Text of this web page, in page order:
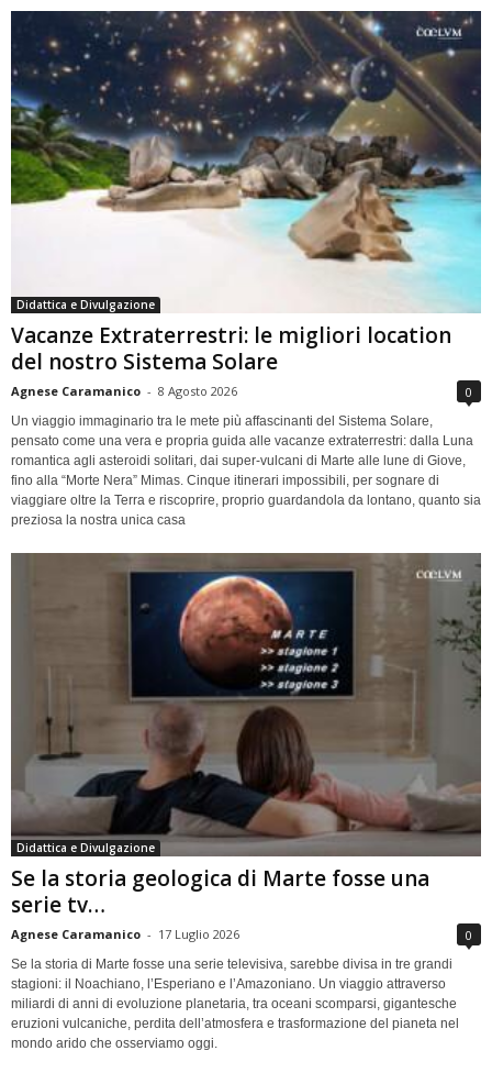
Didattica e Divulgazione
Vacanze Extraterrestri: le migliori location
del nostro Sistema Solare
Agnese Caramanico - 8 Agosto 2026 0
Un viaggio immaginario tra le mete più affascinanti del Sistema Solare,
pensato come una vera e propria guida alle vacanze extraterrestri: dalla Luna
romantica agli asteroidi solitari, dai super-vulcani di Marte alle lune di Giove,
fino alla “Morte Nera” Mimas. Cinque itinerari impossibili, per sognare di
viaggiare oltre la Terra e riscoprire, proprio guardandola da lontano, quanto sia
preziosa la nostra unica casa
Didattica e Divulgazione
Se la storia geologica di Marte fosse una
serie tv…
Agnese Caramanico - 17 Luglio 2026 0
Se la storia di Marte fosse una serie televisiva, sarebbe divisa in tre grandi
stagioni: il Noachiano, l’Esperiano e l’Amazoniano. Un viaggio attraverso
miliardi di anni di evoluzione planetaria, tra oceani scomparsi, gigantesche
eruzioni vulcaniche, perdita dell’atmosfera e trasformazione del pianeta nel
mondo arido che osserviamo oggi.